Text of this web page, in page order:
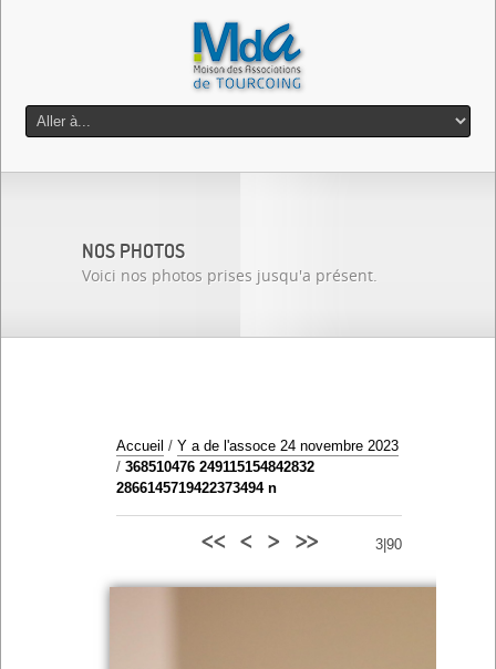
NOS PHOTOS
Voici nos photos prises jusqu'a présent.
Accueil / Y a de l'assoce 24 novembre 2023
/ 368510476 249115154842832
2866145719422373494 n
3|90
<< < > >>